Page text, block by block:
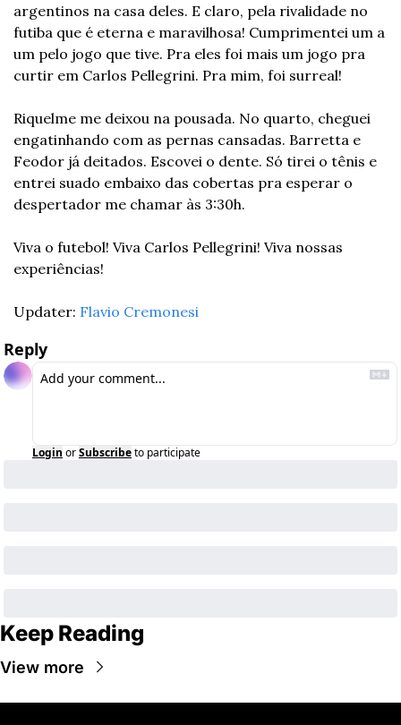
argentinos na casa deles. E claro, pela rivalidade no
futiba que é eterna e maravilhosa! Cumprimentei um a
um pelo jogo que tive. Pra eles foi mais um jogo pra
curtir em Carlos Pellegrini. Pra mim, foi surreal!
Riquelme me deixou na pousada. No quarto, cheguei
engatinhando com as pernas cansadas. Barretta e
Feodor já deitados. Escovei o dente. Só tirei o tênis e
entrei suado embaixo das cobertas pra esperar o
despertador me chamar às 3:30h.
Viva o futebol! Viva Carlos Pellegrini! Viva nossas
experiências!
Updater: Flavio Cremonesi
Reply
Login orSubscribeto participate
Keep Reading
View more